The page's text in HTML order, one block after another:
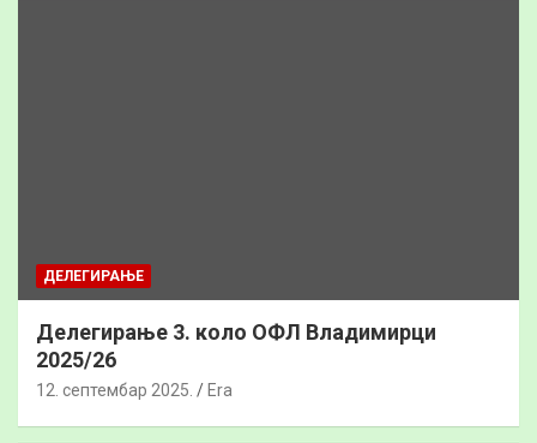
ДЕЛЕГИРАЊЕ
Делегирање 3. коло ОФЛ Владимирци
2025/26
12. септембар 2025. Era